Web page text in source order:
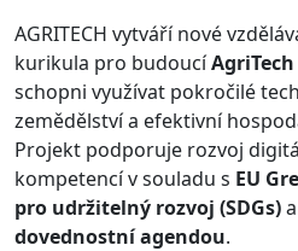
AGRITECH vytváří nové
kurikula pro budoucí
schopni využívat pokročilé
zemědělství a efektivní
Projekt podporuje rozvoj
kompetencí v souladu s EU
pro udržitelný rozvoj (SDGs)a
dovednostní agendou.